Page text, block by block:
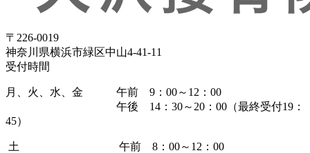
〒226-0019
神奈川県横浜市緑区中山4-41-11
受付時間
月、火、水、金 午前 9：00～12：00
午後 14：30～20：00（最終受付19：
45）
土 午前 8：00～12：00